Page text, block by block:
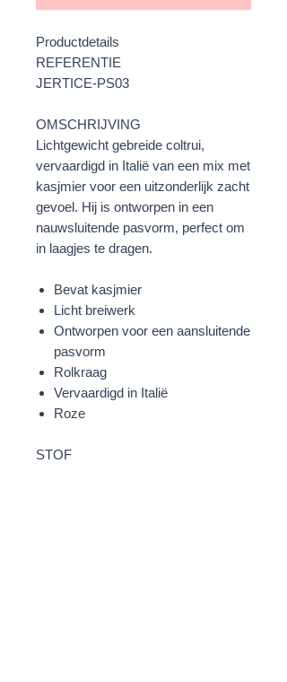
Productdetails
REFERENTIE
JERTICE-PS03
OMSCHRIJVING
Lichtgewicht gebreide coltrui,
vervaardigd in Italië van een mix met
kasjmier voor een uitzonderlijk zacht
gevoel. Hij is ontworpen in een
nauwsluitende pasvorm, perfect om
in laagjes te dragen.
Bevat kasjmier
Licht breiwerk
Ontworpen voor een aansluitende
pasvorm
Rolkraag
Vervaardigd in Italië
Roze
STOF